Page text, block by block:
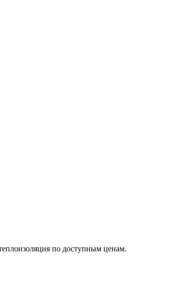
по доступным ценам.